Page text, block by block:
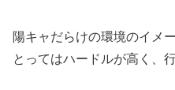
陽キャだらけの環境のイメ
とってはハードルが高く、